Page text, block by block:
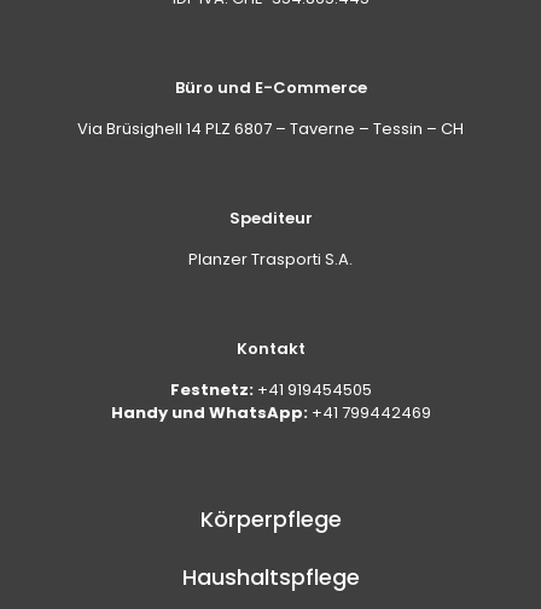
Büro und E-Commerce
Via Brüsighell 14 PLZ 6807 – Taverne – Tessin – CH
Spediteur
Planzer Trasporti S.A.
Kontakt
Festnetz: +41 919454505
Handy und WhatsApp: +41 799442469
Körperpflege
Haushaltspflege